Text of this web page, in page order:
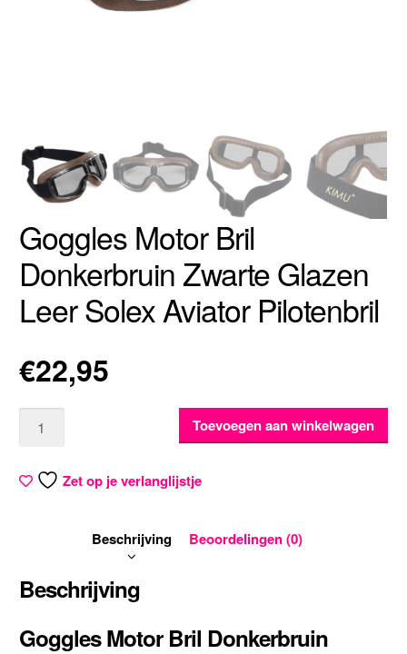
Goggles Motor Bril
Donkerbruin Zwarte Glazen
Leer Solex Aviator Pilotenbril
€22,95
Toevoegen aan winkelwagen
Zet op je verlanglijstje
Beschrijving Beoordelingen (0)
Beschrijving
Goggles Motor Bril Donkerbruin